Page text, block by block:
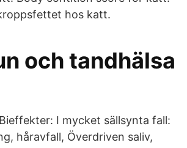
hos katt.
och tandhälsa
I mycket sällsynta fall:
håravfall, Överdriven saliv,